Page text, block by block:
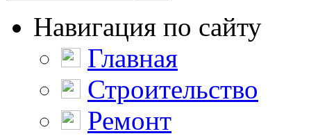
Навигация по сайту
Главная
Строительство
Ремонт